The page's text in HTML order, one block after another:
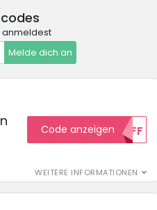
anmeldest
Melde dich an
WEITERE INFORMATIONEN
Code anzeigen15OFF